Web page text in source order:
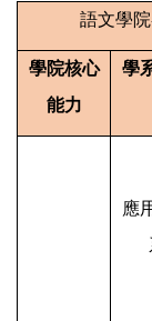
語文學
學院核心
能力
學
應